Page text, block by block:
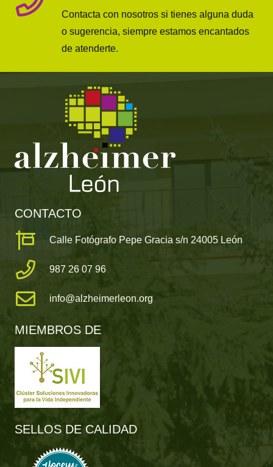
Contacta con nosotros si tienes alguna duda
o sugerencia, siempre estamos encantados
de atenderte.
CONTACTO
Calle Fotógrafo Pepe Gracia s/n 24005 León
987 26 07 96
info@alzheimerleon.org
MIEMBROS DE
SELLOS DE CALIDAD